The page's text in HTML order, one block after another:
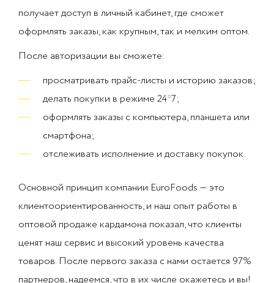
получает доступ в личный кабинет, где сможет
оформлять заказы, как крупным, так и мелким оптом.
После авторизации вы сможете:
просматривать прайс-листы и историю заказов;
делать покупки в режиме 24*7;
оформлять заказы с компьютера, планшета или
смартфона;
отслеживать исполнение и доставку покупок.
Основной принцип компании EuroFoods — это
клиентоориентированность, и наш опыт работы в
оптовой продаже кардамона показал, что клиенты
ценят наш сервис и высокий уровень качества
товаров. После первого заказа с нами остается 97%
партнеров, надеемся, что в их числе окажетесь и вы!